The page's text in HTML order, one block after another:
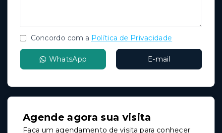
Concordo com a Política de Privacidade
WhatsApp E-mail
Agende agora sua visita
Faça um agendamento de visita para conhecer